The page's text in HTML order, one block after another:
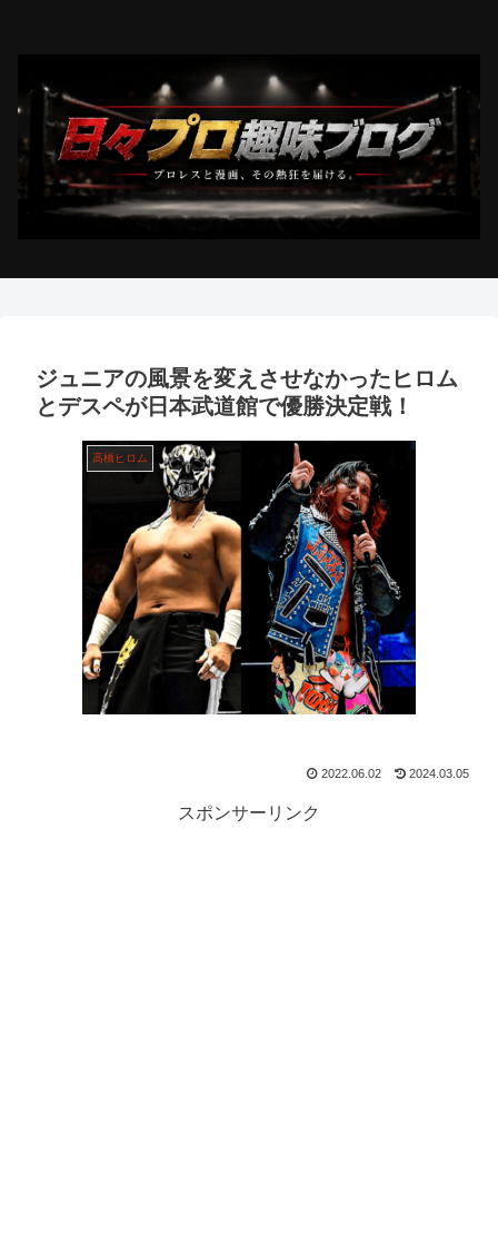
ジュニアの風景を変えさせなかったヒロム
とデスペが日本武道館で優勝決定戦！
高橋ヒロム
2022.06.02 2024.03.05
スポンサーリンク